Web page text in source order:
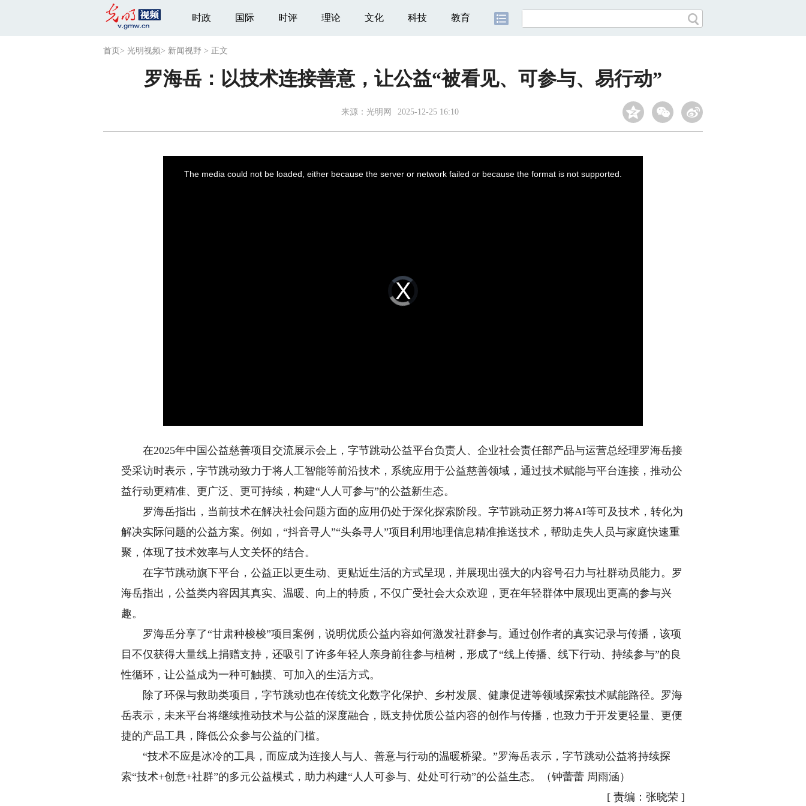
时政 国际 时评 理论 文化 科技 教育
首页 > 光明视频> 新闻视野 > 正文
罗海岳：以技术连接善意，让公益“被看见、可参与、易行动”
来源： 光明网 2025-12-25 16:10
Video
Player
loading.
The media could not be loaded, either because the server or network failed or because the format is not supported.
在2025年中国公益慈善项目交流展示会上，字节跳动公益平台负责人、企业社会责任部产品与运营总经理罗海岳接
受采访时表示，字节跳动致力于将人工智能等前沿技术，系统应用于公益慈善领域，通过技术赋能与平台连接，推动公
益行动更精准、更广泛、更可持续，构建“人人可参与”的公益新生态。
罗海岳指出，当前技术在解决社会问题方面的应用仍处于深化探索阶段。字节跳动正努力将AI等可及技术，转化为
解决实际问题的公益方案。例如，“抖音寻人”“头条寻人”项目利用地理信息精准推送技术，帮助走失人员与家庭快速重
聚，体现了技术效率与人文关怀的结合。
在字节跳动旗下平台，公益正以更生动、更贴近生活的方式呈现，并展现出强大的内容号召力与社群动员能力。罗
海岳指出，公益类内容因其真实、温暖、向上的特质，不仅广受社会大众欢迎，更在年轻群体中展现出更高的参与兴
趣。
罗海岳分享了“甘肃种梭梭”项目案例，说明优质公益内容如何激发社群参与。通过创作者的真实记录与传播，该项
目不仅获得大量线上捐赠支持，还吸引了许多年轻人亲身前往参与植树，形成了“线上传播、线下行动、持续参与”的良
性循环，让公益成为一种可触摸、可加入的生活方式。
除了环保与救助类项目，字节跳动也在传统文化数字化保护、乡村发展、健康促进等领域探索技术赋能路径。罗海
岳表示，未来平台将继续推动技术与公益的深度融合，既支持优质公益内容的创作与传播，也致力于开发更轻量、更便
捷的产品工具，降低公众参与公益的门槛。
“技术不应是冰冷的工具，而应成为连接人与人、善意与行动的温暖桥梁。”罗海岳表示，字节跳动公益将持续探
索“技术+创意+社群”的多元公益模式，助力构建“人人可参与、处处可行动”的公益生态。（钟蕾蕾 周雨涵）
[ 责编：张晓荣 ]